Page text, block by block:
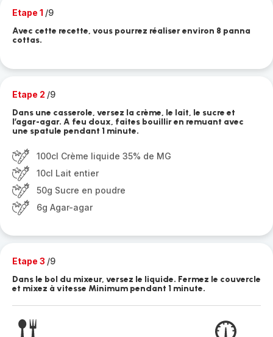
Etape 1 /9
Avec cette recette, vous pourrez réaliser environ 8 panna
cottas.
Etape 2 /9
Dans une casserole, versez la crème, le lait, le sucre et
l’agar-agar. A feu doux, faites bouillir en remuant avec
une spatule pendant 1 minute.
100cl Crème liquide 35% de MG
10cl Lait entier
50g Sucre en poudre
6g Agar-agar
Etape 3 /9
Dans le bol du mixeur, versez le liquide. Fermez le couvercle
et mixez à vitesse Minimum pendant 1 minute.